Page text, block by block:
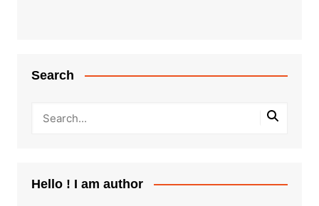
Search
Hello ! I am author